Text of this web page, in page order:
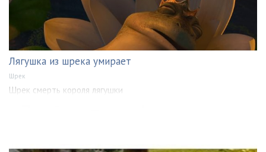
Лягушка из шрека умирает
Шрек
Шрек смерть короля лягушки